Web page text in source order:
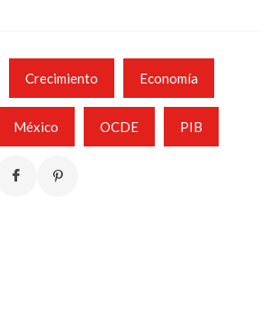
Crecimiento Economía
México OCDE PIB